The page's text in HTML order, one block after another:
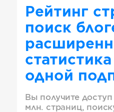
Рейтинг
поиск
одной
Вы получите доступ
млн. страниц,